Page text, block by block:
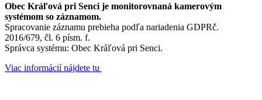
Obec Kráľová pri Senci je monitorovnaná kamerovým
systémom so záznamom.
Spracovanie záznamu prebieha podľa nariadenia GDPRč.
2016/679, čl. 6 písm. f.
Správca systému: Obec Kráľová pri Senci.
Viac informácií nájdete tu